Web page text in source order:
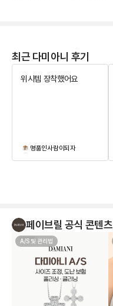
최근 다미아니 후기
위시템 장착했어요
명품인사람이되자
페이브릴 공식 콘텐츠
A/S 및 관리법